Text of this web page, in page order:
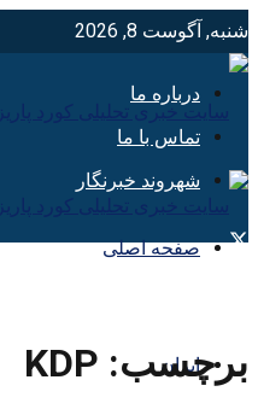
شنبه, آگوست 8, 2026
درباره ما
تماس با ما
شهروند خبرنگار
صفحه اصلی
ایران
برچسب: KDP